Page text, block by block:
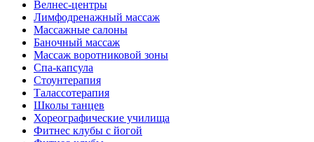
Велнес-центры
Лимфодренажный массаж
Массажные салоны
Баночный массаж
Массаж воротниковой зоны
Спа-капсула
Стоунтерапия
Талассотерапия
Школы танцев
Хореографические училища
Фитнес клубы с йогой